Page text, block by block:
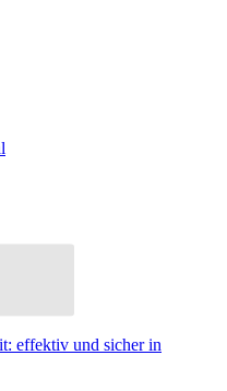
effektiv und sicher in